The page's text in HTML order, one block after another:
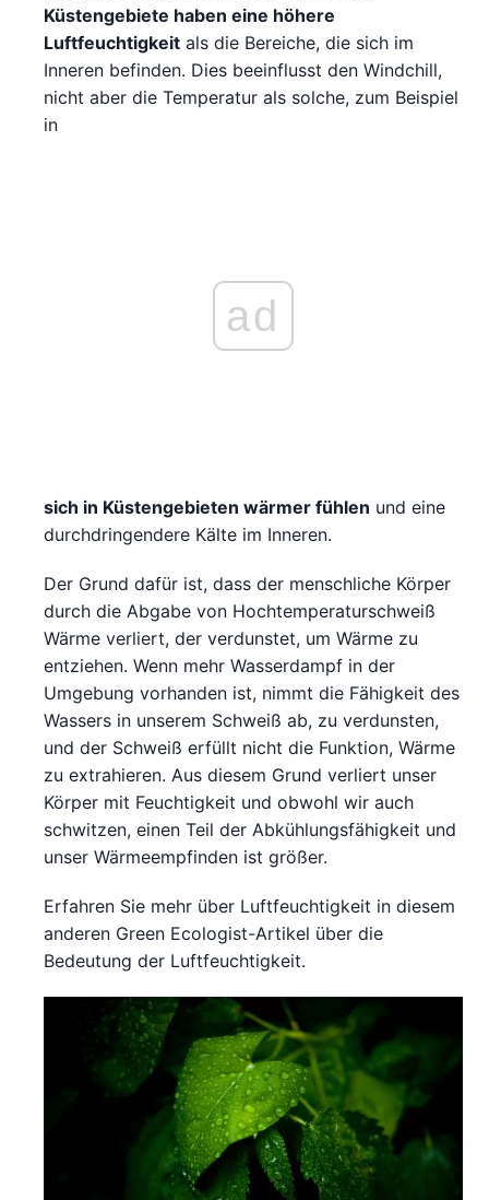
Küstengebiete haben eine höhere
Luftfeuchtigkeit als die Bereiche, die sich im
Inneren befinden. Dies beeinflusst den Windchill,
nicht aber die Temperatur als solche, zum Beispiel
in
ad
sich in Küstengebieten wärmer fühlen und eine
durchdringendere Kälte im Inneren.
Der Grund dafür ist, dass der menschliche Körper
durch die Abgabe von Hochtemperaturschweiß
Wärme verliert, der verdunstet, um Wärme zu
entziehen. Wenn mehr Wasserdampf in der
Umgebung vorhanden ist, nimmt die Fähigkeit des
Wassers in unserem Schweiß ab, zu verdunsten,
und der Schweiß erfüllt nicht die Funktion, Wärme
zu extrahieren. Aus diesem Grund verliert unser
Körper mit Feuchtigkeit und obwohl wir auch
schwitzen, einen Teil der Abkühlungsfähigkeit und
unser Wärmeempfinden ist größer.
Erfahren Sie mehr über Luftfeuchtigkeit in diesem
anderen Green Ecologist-Artikel über die
Bedeutung der Luftfeuchtigkeit.